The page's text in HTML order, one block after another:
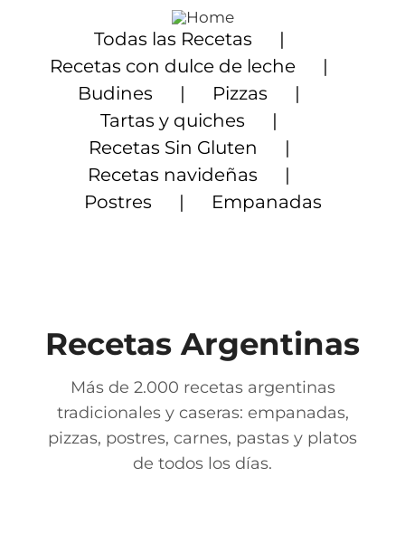
contenido
Todas las Recetas
Recetas con dulce de leche
Budines
Pizzas
Tartas y quiches
Recetas Sin Gluten
Recetas navideñas
Postres
Empanadas
Recetas Argentinas
Más de 2.000 recetas argentinas
tradicionales y caseras: empanadas,
pizzas, postres, carnes, pastas y platos
de todos los días.